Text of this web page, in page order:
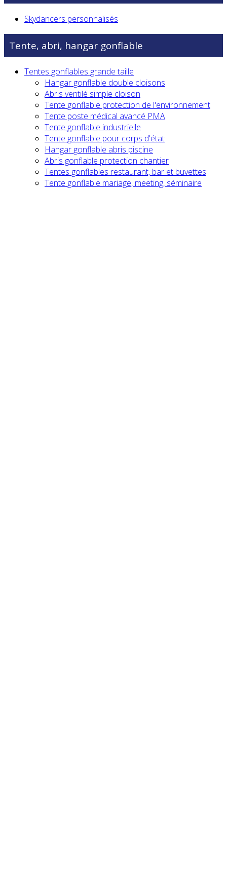
Skydancers personnalisés
Tente, abri, hangar gonflable
Tentes gonflables grande taille
Hangar gonflable double cloisons
Abris ventilé simple cloison
Tente gonflable protection de l'environnement
Tente poste médical avancé PMA
Tente gonflable industrielle
Tente gonflable pour corps d'état
Hangar gonflable abris piscine
Abris gonflable protection chantier
Tentes gonflables restaurant, bar et buvettes
Tente gonflable mariage, meeting, séminaire